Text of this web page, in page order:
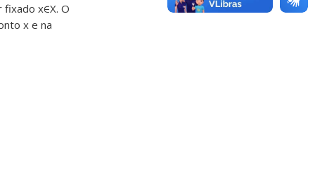
x∈X. O
x e na